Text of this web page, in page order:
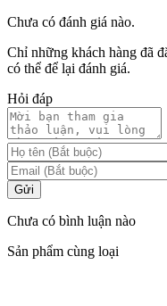
Chưa có đánh giá nào.
Chỉ những khách hàng đã
có thể để lại đánh giá.
Hỏi đáp
Gửi
Chưa có bình luận nào
Sản phẩm cùng loại